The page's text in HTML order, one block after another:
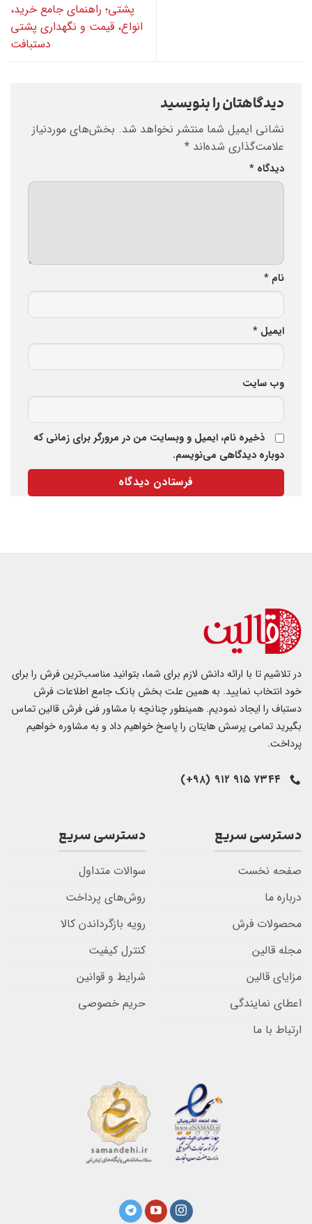
پشتی؛ راهنمای جامع خرید،
انواع، قیمت و نگهداری پشتی
دستبافت
دیدگاهتان را بنویسید
نشانی ایمیل شما منتشر نخواهد شد. بخش‌های موردنیاز
علامت‌گذاری شده‌اند *
دیدگاه *
نام *
ایمیل *
وب‌ سایت
ذخیره نام، ایمیل و وبسایت من در مرورگر برای زمانی که
دوباره دیدگاهی می‌نویسم.
در تلاشیم تا با ارائه دانش لازم برای شما، بتوانید مناسب‌ترین فرش را برای
خود انتخاب نمایید. به همین علت بخش بانک جامع اطلاعات فرش
دستباف را ایجاد نمودیم. همینطور چنانچه با مشاور فنی فرش قالین تماس
بگیرید تمامی پرسش هایتان را پاسخ خواهیم داد و به مشاوره خواهیم
پرداخت.
۷۳۴۴ ۹۱۵ ۹۱۲ (۹۸+)
دسترسی سریع
صفحه نخست
درباره ما
محصولات فرش
مجله قالین
مزایای قالین
اعطای نمایندگی
ارتباط با ما
دسترسی سریع
سوالات متداول
روش‌های پرداخت
رویه بازگرداندن کالا
کنترل کیفیت
شرایط و قوانین
حریم خصوصی